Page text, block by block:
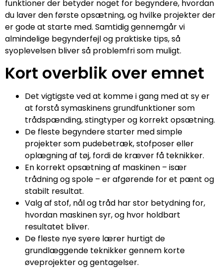
funktioner der betyder noget for begyndere, hvordan
du laver den første opsætning, og hvilke projekter der
er gode at starte med. Samtidig gennemgår vi
almindelige begynderfejl og praktiske tips, så
syoplevelsen bliver så problemfri som muligt.
Kort overblik over emnet
Det vigtigste ved at komme i gang med at sy er
at forstå symaskinens grundfunktioner som
trådspænding, stingtyper og korrekt opsætning.
De fleste begyndere starter med simple
projekter som pudebetræk, stofposer eller
oplægning af tøj, fordi de kræver få teknikker.
En korrekt opsætning af maskinen – især
trådning og spole – er afgørende for et pænt og
stabilt resultat.
Valg af stof, nål og tråd har stor betydning for,
hvordan maskinen syr, og hvor holdbart
resultatet bliver.
De fleste nye syere lærer hurtigt de
grundlæggende teknikker gennem korte
øveprojekter og gentagelser.